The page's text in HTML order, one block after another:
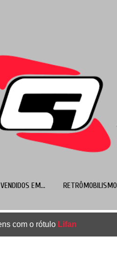
EM... RETRÔMOBILISMO
com o rótulo Lifan